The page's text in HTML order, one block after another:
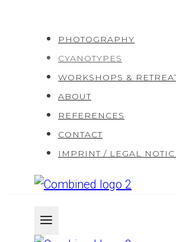
PHOTOGRAPHY
CYANOTYPES
WORKSHOPS &
ABOUT
REFERENCES
CONTACT
IMPRINT / LEGAL